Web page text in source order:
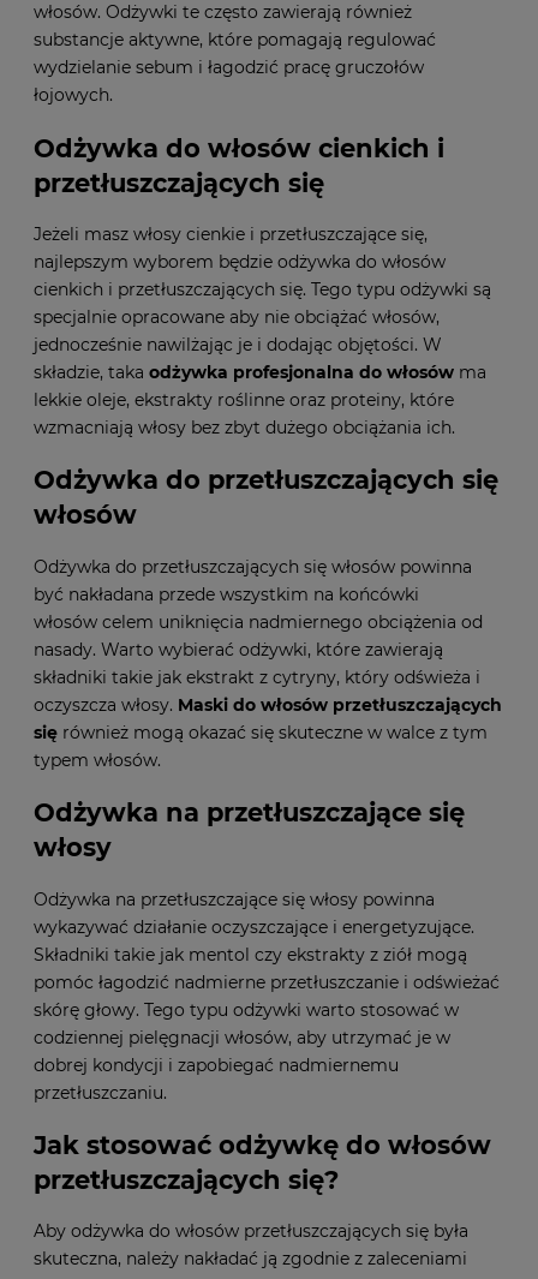
włosów. Odżywki te często zawierają również
substancje aktywne, które pomagają regulować
wydzielanie sebum i łagodzić pracę gruczołów
łojowych.
Odżywka do włosów cienkich i
przetłuszczających się
Jeżeli masz włosy cienkie i przetłuszczające się,
najlepszym wyborem będzie odżywka do włosów
cienkich i przetłuszczających się. Tego typu odżywki są
specjalnie opracowane aby nie obciążać włosów,
jednocześnie nawilżając je i dodając objętości. W
składzie, taka odżywka profesjonalna do włosów ma
lekkie oleje, ekstrakty roślinne oraz proteiny, które
wzmacniają włosy bez zbyt dużego obciążania ich.
Odżywka do przetłuszczających się
włosów
Odżywka do przetłuszczających się włosów powinna
być nakładana przede wszystkim na końcówki
włosów celem uniknięcia nadmiernego obciążenia od
nasady. Warto wybierać odżywki, które zawierają
składniki takie jak ekstrakt z cytryny, który odświeża i
oczyszcza włosy. Maski do włosów przetłuszczających
się również mogą okazać się skuteczne w walce z tym
typem włosów.
Odżywka na przetłuszczające się
włosy
Odżywka na przetłuszczające się włosy powinna
wykazywać działanie oczyszczające i energetyzujące.
Składniki takie jak mentol czy ekstrakty z ziół mogą
pomóc łagodzić nadmierne przetłuszczanie i odświeżać
skórę głowy. Tego typu odżywki warto stosować w
codziennej pielęgnacji włosów, aby utrzymać je w
dobrej kondycji i zapobiegać nadmiernemu
przetłuszczaniu.
Jak stosować odżywkę do włosów
przetłuszczających się?
Aby odżywka do włosów przetłuszczających się była
skuteczna, należy nakładać ją zgodnie z zaleceniami